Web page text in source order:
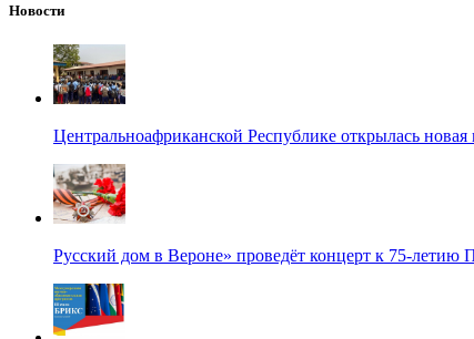
Новости
Центральноафриканской Республике открылась
Русский дом в Вероне» проведёт концерт к 75-летию